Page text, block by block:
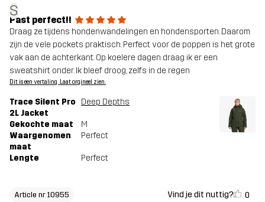
S
Past perfect!!
Draag ze tijdens hondenwandelingen en hondensporten. Daarom
zijn de vele pockets praktisch. Perfect voor de poppen is het grote
vak aan de achterkant. Op koelere dagen draag ik er een
sweatshirt onder. Ik bleef droog, zelfs in de regen
Dit is een vertaling. Laat orgineel zien.
Trace Silent Pro
2L Jacket
Deep Depths
Gekochte maat
M
Waargenomen
maat
Perfect
Lengte Perfect
Article nr 10955 Vind je dit nuttig? 0